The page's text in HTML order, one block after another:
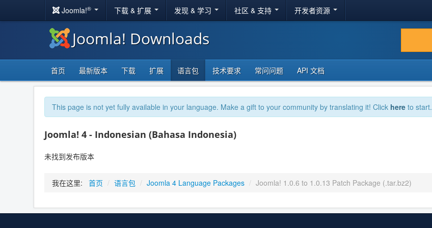
Joomla!® 下载 & 扩展 发现 & 学习 社区 & 支持 开发者资源
Joomla! Downloads
首页 最新版本 下载 扩展 语言包 技术要求 常问问题 API 文档
This page is not yet fully available in your language. Make a gift to your community by translating it! Click here to start.
Joomla! 4 - Indonesian (Bahasa Indonesia)
未找到发布版本
我在这里: 首页 / 语言包 / Joomla 4 Language Packages / Joomla! 1.0.6 to 1.0.13 Patch Package (.tar.bz2)